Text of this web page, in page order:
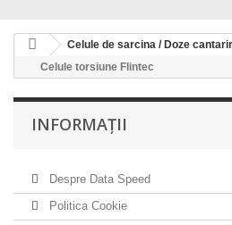
Celule de sarcina / Doze
Celule torsiune Flintec
INFORMAŢII
Despre Data Speed
Politica Cookie